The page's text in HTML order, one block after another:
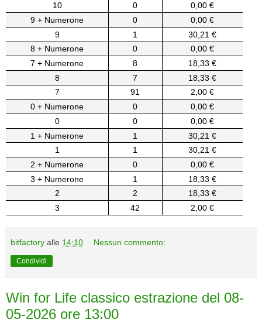
10
0
0,00 €
9 + Numerone
0
0,00 €
9
1
30,21 €
8 + Numerone
0
0,00 €
7 + Numerone
8
18,33 €
8
7
18,33 €
7
91
2,00 €
0 + Numerone
0
0,00 €
0
0
0,00 €
1 + Numerone
1
30,21 €
1
1
30,21 €
2 + Numerone
0
0,00 €
3 + Numerone
1
18,33 €
2
2
18,33 €
3
42 2,00 €
bitfactory alle 14:10 Nessun commento:
Condividi
Win for Life classico estrazione del 08-
05-2026 ore 13:00